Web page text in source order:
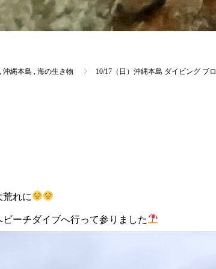
沖縄本島 海の生き物 10/17（日）沖縄本島 ダイビング ブ
れに
ーチダイブへ行って参りました